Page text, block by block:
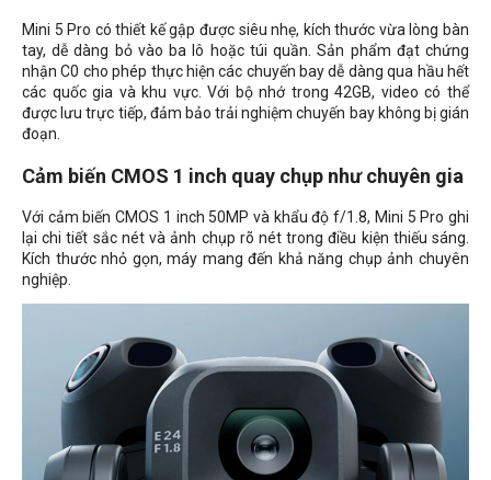
Mini 5 Pro có thiết kế gập được siêu nhẹ, kích thước vừa lòng bàn
tay, dễ dàng bỏ vào ba lô hoặc túi quần. Sản phẩm đạt chứng
nhận C0 cho phép thực hiện các chuyến bay dễ dàng qua hầu hết
các quốc gia và khu vực. Với bộ nhớ trong 42GB, video có thể
được lưu trực tiếp, đảm bảo trải nghiệm chuyến bay không bị gián
đoạn.
Cảm biến CMOS 1 inch quay chụp như chuyên gia
Với cảm biến CMOS 1 inch 50MP và khẩu độ f/1.8, Mini 5 Pro ghi
lại chi tiết sắc nét và ảnh chụp rõ nét trong điều kiện thiếu sáng.
Kích thước nhỏ gọn, máy mang đến khả năng chụp ảnh chuyên
nghiệp.